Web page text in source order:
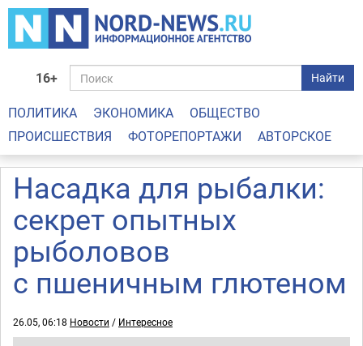
16+ Найти
ПОЛИТИКА ЭКОНОМИКА
ОБЩЕСТВО
ПРОИСШЕСТВИЯ
ФОТОРЕПОРТАЖИ АВТОРСКОЕ
Насадка для рыбалки:
секрет опытных
рыболовов
с пшеничным глютеном
26.05, 06:18 Новости / Интересное